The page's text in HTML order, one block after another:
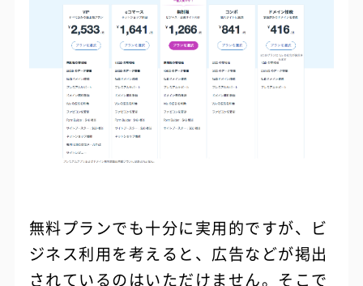
無料プランでも十分に実用的ですが、ビ
ジネス利用を考えると、広告などが掲出
されているのはいただけません。そこで